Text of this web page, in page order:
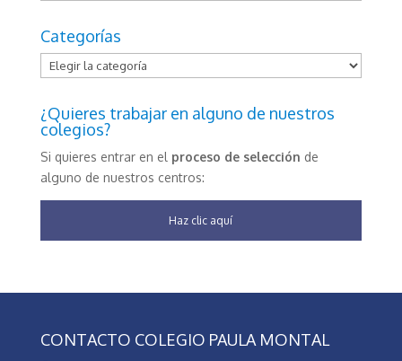
Categorías
Categorías
¿Quieres trabajar en alguno de nuestros
colegios?
Si quieres entrar en el proceso de selección de
alguno de nuestros centros:
Haz clic aquí
CONTACTO COLEGIO PAULA MONTAL